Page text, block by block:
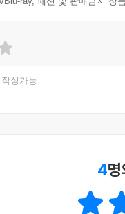
성가능
4